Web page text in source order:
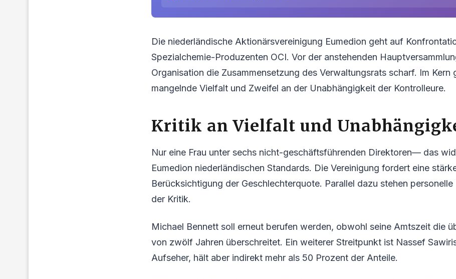
Die niederländische Aktionärsvereinigung Eumedion geht auf
Spezialchemie-Produzenten OCI. Vor der anstehenden
Organisation die Zusammensetzung des Verwaltungsrats scharf. Im Kern
mangelnde Vielfalt und Zweifel an der Unabhängigkeit der Kontrolleure.
Kritik an Vielfalt und
Nur eine Frau unter sechs nicht-geschäftsführenden Direktoren— das
Eumedion niederländischen Standards. Die Vereinigung fordert eine
Berücksichtigung der Geschlechterquote. Parallel dazu stehen personelle
der Kritik.
Michael Bennett soll erneut berufen werden, obwohl seine Amtszeit die
von zwölf Jahren überschreitet. Ein weiterer Streitpunkt ist Nassef
Aufseher, hält aber indirekt mehr als 50 Prozent der Anteile.